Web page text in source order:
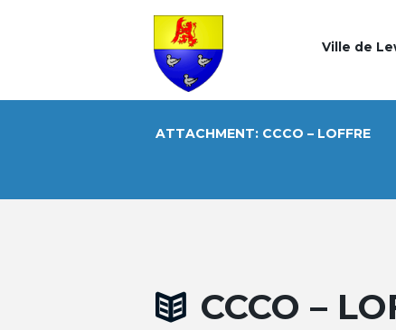
Ville de
ATTACHMENT: CCCO – LOFFRE
CCCO –